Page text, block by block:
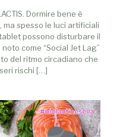
Dormire bene è
spesso le luci artificiali
possono disturbare il
come “Social Jet Lag”
del ritmo circadiano che
rischi […]